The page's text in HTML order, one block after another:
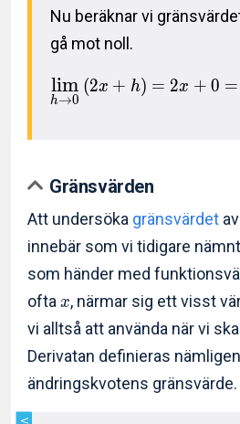
Nu beräknar vi
gå mot noll.
h→0
lim (2x + h) = 2x + 0 =
Gränsvärden
Att undersöka gränsvärdet
innebär som vi tidigare
som händer med
ofta x, närmar sig ett visst
vi alltså att använda när vi
Derivatan definieras
ändringskvotens gränsvärde.